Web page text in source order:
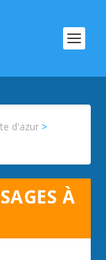
d'azur >
À